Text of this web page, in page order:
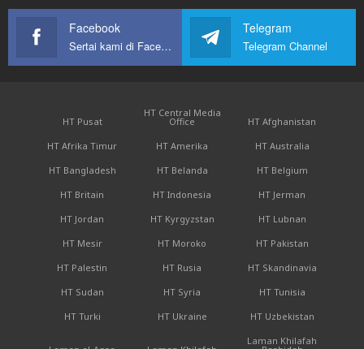
Facebook
Sertai kami di Facebook
Telegram
Telegram Channel
HT Pusat
HT Central Media
Office
HT Afghanistan
HT Afrika Timur
HT Amerika
HT Australia
HT Bangladesh
HT Belanda
HT Belgium
HT Britain
HT Indonesia
HT Jerman
HT Jordan
HT Kyrgyzstan
HT Lubnan
HT Mesir
HT Moroko
HT Pakistan
HT Palestin
HT Rusia
HT Skandinavia
HT Sudan
HT Syria
HT Tunisia
HT Turki
HT Ukraine HT Uzbekistan
Laman Khilafah